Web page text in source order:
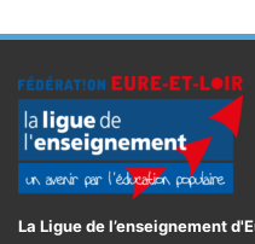
La Ligue de l’enseignement